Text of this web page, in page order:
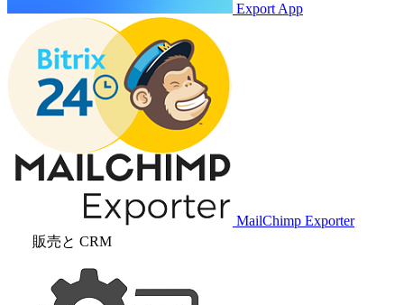
Export App
MailChimp Exporter
販売と CRM